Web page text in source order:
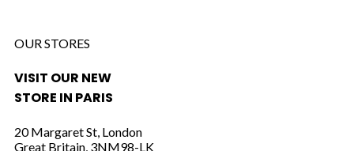
OUR STORES
VISIT OUR NEW
STORE IN PARIS
20 Margaret St, London
Great Britain, 3NM98-LK